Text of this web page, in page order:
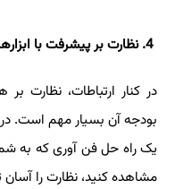
4. نظارت بر پیشرفت با
در کنار ارتباطات، نظارت
بودجه آن بسیار مهم است.
یک راه حل فن آوری که به
مشاهده کنید، نظارت را آسان